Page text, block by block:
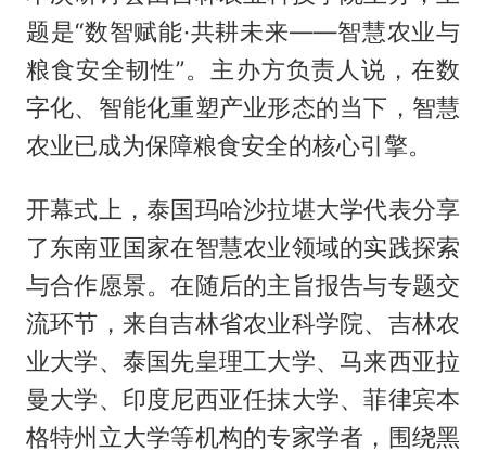
题是“数智赋能·共耕未来——智慧农业与
粮食安全韧性”。主办方负责人说，在数
字化、智能化重塑产业形态的当下，智慧
农业已成为保障粮食安全的核心引擎。
开幕式上，泰国玛哈沙拉堪大学代表分享
了东南亚国家在智慧农业领域的实践探索
与合作愿景。在随后的主旨报告与专题交
流环节，来自吉林省农业科学院、吉林农
业大学、泰国先皇理工大学、马来西亚拉
曼大学、印度尼西亚任抹大学、菲律宾本
格特州立大学等机构的专家学者，围绕黑